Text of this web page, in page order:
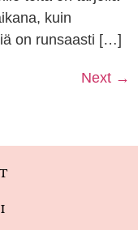
kuin
on runsaasti […]
Next →